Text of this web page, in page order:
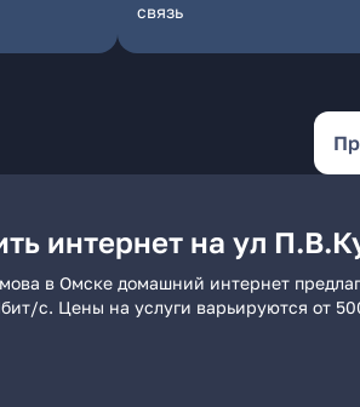
связь
интернет на ул
в Омске домашний интернет
с. Цены на услуги варьируются от